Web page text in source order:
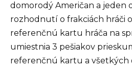
domorodý Američan a jeden
rozhodnutí o frakciách hráči
referenčnú kartu hráča na
umiestnia 3 pešiakov
referenčnú kartu a všetkých